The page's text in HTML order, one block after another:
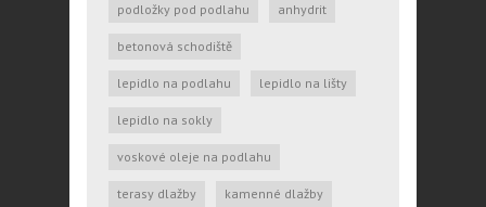
podložky pod podlahu anhydrit
betonová schodiště
lepidlo na podlahu lepidlo na lišty
lepidlo na sokly
voskové oleje na podlahu
terasy dlažby kamenné dlažby